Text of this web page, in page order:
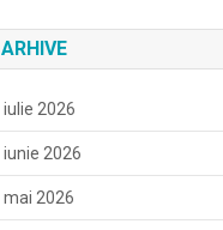
ARHIVE
iulie 2026
iunie 2026
mai 2026